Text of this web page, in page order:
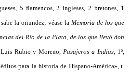
5 flamencos, 2 ingleses, 2 bretones, 1
la oriundez; véase la Memoria de los que
del Río de la Plata, de los que llevó don
Rubio y Moreno, Pasajeros a Indias, 1º,
para la historia de Hispano-América», t.